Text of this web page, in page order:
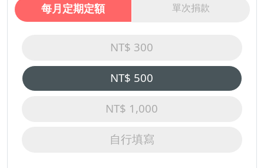
每月定期定額 單次捐款
NT$ 300
NT$ 500
NT$ 1,000
自行填寫